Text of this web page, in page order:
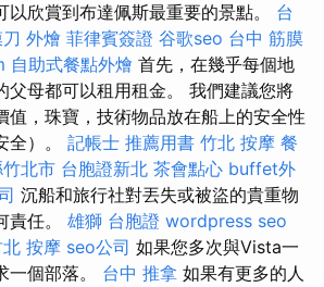
以欣賞到布達佩斯最重要的景點。 台
外燴 菲律賓簽證 谷歌seo 台中 筋膜
自助式餐點外燴 首先，在幾乎每個地
父母都可以租用租金。 我們建議您將
值，珠寶，技術物品放在船上的安全性
全）。 記帳士 推薦用書 竹北 按摩 餐
北市 台胞證新北 茶會點心 buffet外
沉船和旅行社對丟失或被盜的貴重物
責任。 雄獅 台胞證 wordpress seo
按摩 seo公司 如果您多次與Vista一
一個部落。 台中 推拿 如果有更多的人